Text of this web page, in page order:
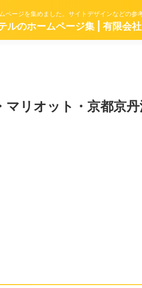
ページを集めました。サイトデザインなどの参
ルのホームページ集 | 有限会
リオット・京都京